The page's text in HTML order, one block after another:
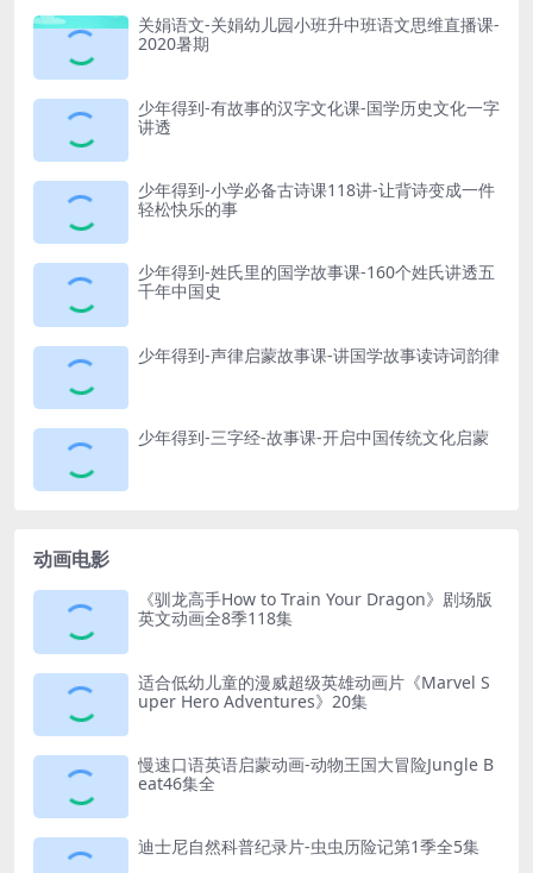
关娟语文-关娟幼儿园小班升中班语文思维直播课-
2020暑期
少年得到-有故事的汉字文化课-国学历史文化一字
讲透
少年得到-小学必备古诗课118讲-让背诗变成一件
轻松快乐的事
少年得到-姓氏里的国学故事课-160个姓氏讲透五
千年中国史
少年得到-声律启蒙故事课-讲国学故事读诗词韵律
少年得到-三字经-故事课-开启中国传统文化启蒙
动画电影
《驯龙高手How to Train Your Dragon》剧场版
英文动画全8季118集
适合低幼儿童的漫威超级英雄动画片《Marvel S
uper Hero Adventures》20集
慢速口语英语启蒙动画-动物王国大冒险Jungle B
eat46集全
迪士尼自然科普纪录片-虫虫历险记第1季全5集